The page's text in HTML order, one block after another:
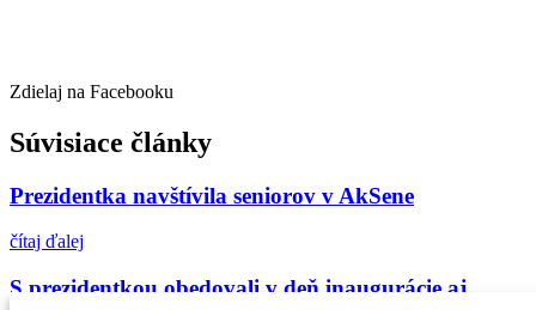
Zdielaj na Facebooku
Súvisiace články
Prezidentka navštívila seniorov v AkSene
čítaj ďalej
S prezidentkou obedovali v deň inaugurácie aj